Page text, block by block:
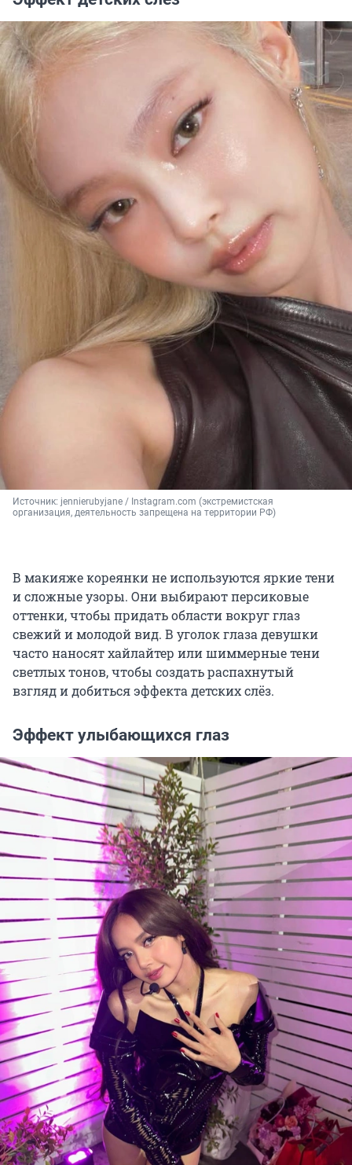
Источник: jennierubyjane / Instagram.com (экстремистская
организация, деятельность запрещена на территории РФ)
В макияже кореянки не используются яркие тени
и сложные узоры. Они выбирают персиковые
оттенки, чтобы придать области вокруг глаз
свежий и молодой вид. В уголок глаза девушки
часто наносят хайлайтер или шиммерные тени
светлых тонов, чтобы создать распахнутый
взгляд и добиться эффекта детских слёз.
Эффект улыбающихся глаз